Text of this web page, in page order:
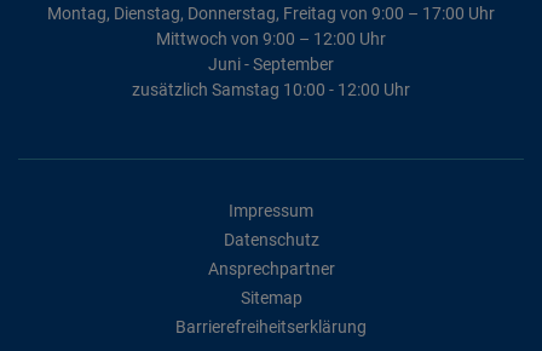
Montag, Dienstag, Donnerstag, Freitag von 9:00 – 17:00 Uhr
Mittwoch von 9:00 – 12:00 Uhr
Juni - September
zusätzlich Samstag 10:00 - 12:00 Uhr
Impressum
Datenschutz
Ansprechpartner
Sitemap
Barrierefreiheitserklärung